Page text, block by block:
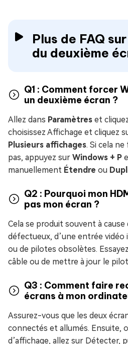
Plus de FAQ
du deuxième
Q1 : Comment forcer
un deuxième écran ?
Allez dans Paramètres et
choisissez Affichage et cliquez
Plusieurs affichages. Si cela
pas, appuyez sur Windows + P
manuellement Étendre ou
Q2 : Pourquoi mon
pas mon écran ?
Cela se produit souvent à cause
défectueux, d’une entrée
ou de pilotes obsolètes.
câble ou de mettre à jour le
Q3 : Comment faire
écrans à mon
Assurez-vous que les deux
connectés et allumés. Ensuite,
d’affichage, allez sur Détecter,